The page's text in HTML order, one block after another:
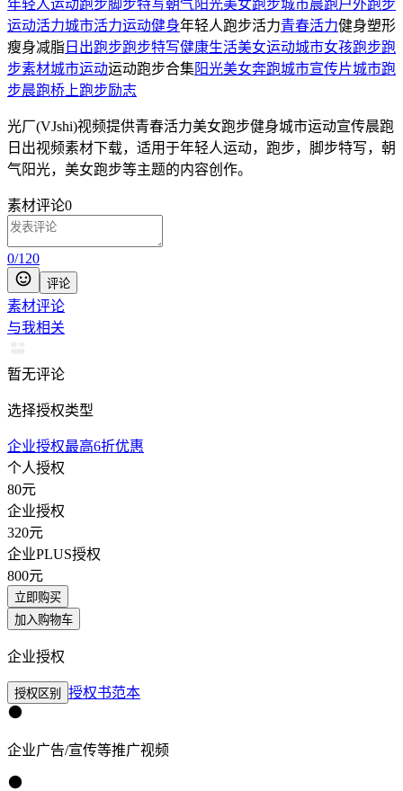
年轻人运动跑步脚步特写朝气阳光美女跑步城市晨跑户外跑步
运动活力城市活力运动健身年轻人跑步活力青春活力健身塑形
瘦身减脂 日出跑步跑步特写健康生活美女运动城市女孩跑步跑
步素材城市运动运动跑步合集阳光美女奔跑城市宣传片城市跑
步晨跑桥上跑步励志
光厂(VJshi)视频提供青春活力美女跑步健身城市运动宣传晨跑
日出视频素材下载，适用于年轻人运动，跑步，脚步特写，朝
气阳光，美女跑步等主题的内容创作。
素材评论0
0/120
评论
素材评论
与我相关
暂无评论
选择授权类型
企业授权最高6折优惠
个人授权
80元
企业授权
320元
企业PLUS授权
800元
立即购买
加入购物车
企业授权
授权区别 授权书范本
企业广告/宣传等推广视频